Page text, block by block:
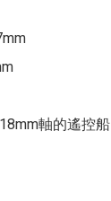
軸的遙控船